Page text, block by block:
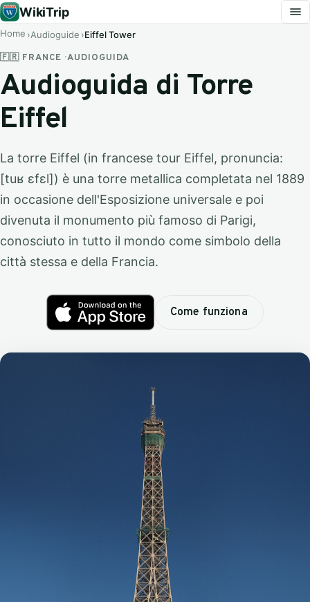
WikiTrip
Home Audioguide Eiffel Tower
🇫🇷 FRANCE · AUDIOGUIDA
Audioguida di Torre
Eiffel
La torre Eiffel (in francese tour Eiffel, pronuncia:
[tuʁ ɛfɛl]) è una torre metallica completata nel 1889
in occasione dell'Esposizione universale e poi
divenuta il monumento più famoso di Parigi,
conosciuto in tutto il mondo come simbolo della
città stessa e della Francia.
Come funziona